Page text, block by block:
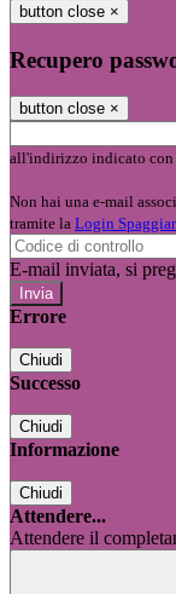
button close ×
Recupero
button close ×
all'indirizzo indicato con
Non hai una e-mail
tramite la Login
E-mail inviata, si
Errore
Chiudi
Successo
Chiudi
Informazione
Chiudi
Attendere...
Attendere il